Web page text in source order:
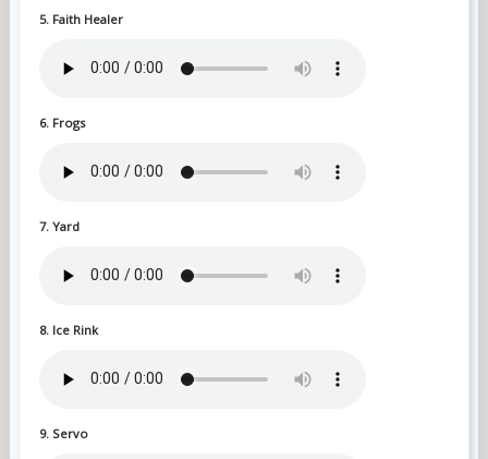
5. Faith Healer
6. Frogs
7. Yard
8. Ice Rink
9. Servo